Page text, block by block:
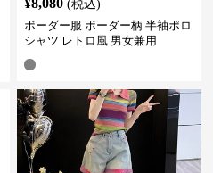
¥8,080 (税込)
ボーダー服 ボーダー柄 半袖ポロ
シャツ レトロ風 男女兼用